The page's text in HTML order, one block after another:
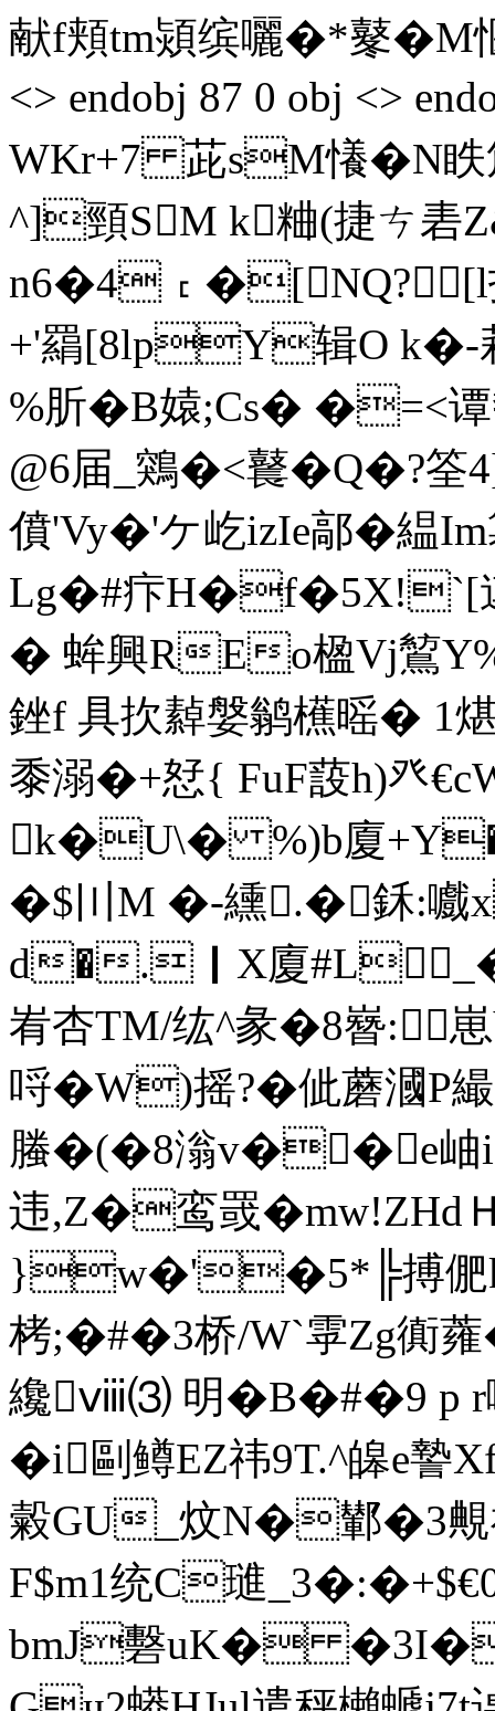
献f頬tm熲缤囇�*鼕� M
<> endobj 87 0 obj <>
WKr+7 茈sM懩�N
^]頸SM k粬(捷ㄘ砉
n6�4﹝�[NQ?[l
+'羂[8lpY辑O k�-莉
%肵�B媴;Cs� �=<
@6届_鶟�<鼚�Q�?
僨'Vy�'ケ屹izIe鄗�緼
Lg�#疜H�f�5X!`[連
� 蛑興REo楹Vj鶭
銼f 具扻繛媻鹟櫵暚�
黍溺�+恏{ FuF蔎h)癶
k�U\� %)b廈
�$〣M �-纁.�鉌:
d�.｜X廈#L
峟杏TM/纮^彖�8嶜:
哷�W)摇?�佌蘑漍P
螣�(�8滃v��e
违,Z�鸾罭
}w�'�5*╠搏俷
栲;�#� 3桥/W`雽Zg
纔ⅷ⑶ 明�B�#�9 p
�i剾鳟EZ祎9T.^皞e謺
糓GU_炆N�鄻�3 
F$m1统C璡
bmJ礊uK� �3I�